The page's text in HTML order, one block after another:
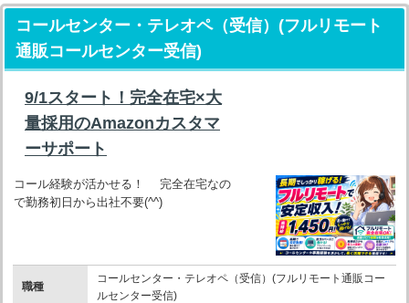
コールセンター・テレオペ（受信）(フルリモート
通販コールセンター受信)
9/1スタート！完全在宅×大
量採用のAmazonカスタマ
ーサポート
コール経験が活かせる！ 完全在宅なの
で勤務初日から出社不要(^^)
職種
コールセンター・テレオペ（受信）(フルリモート通販コー
ルセンター受信)